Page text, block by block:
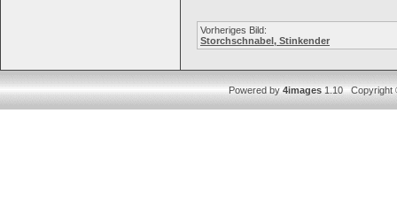
Vorheriges Bild:
Storchschnabel, Stinkender
Powered by4images1.10 Copyright